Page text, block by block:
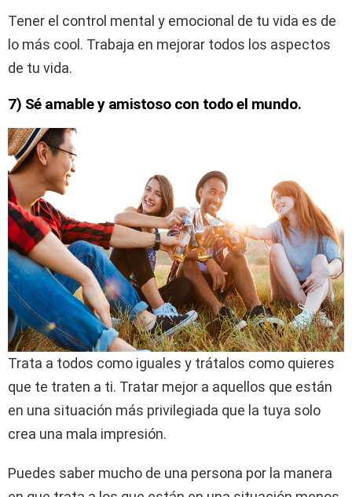
Tener el control mental y emocional de tu vida es de
lo más cool. Trabaja en mejorar todos los aspectos
de tu vida.
7) Sé amable y amistoso con todo el mundo.
Trata a todos como iguales y trátalos como quieres
que te traten a ti. Tratar mejor a aquellos que están
en una situación más privilegiada que la tuya solo
crea una mala impresión.
Puedes saber mucho de una persona por la manera